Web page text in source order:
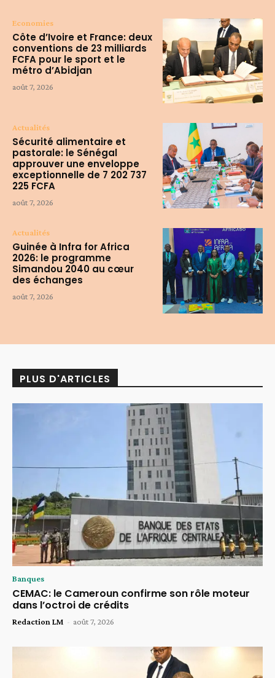
Economies
Côte d’Ivoire et France: deux
conventions de 23 milliards
FCFA pour le sport et le
métro d’Abidjan
août 7, 2026
Actualités
Sécurité alimentaire et
pastorale: le Sénégal
approuver une enveloppe
exceptionnelle de 7 202 737
225 FCFA
août 7, 2026
Actualités
Guinée à Infra for Africa
2026: le programme
Simandou 2040 au cœur
des échanges
août 7, 2026
PLUS D'ARTICLES
Banques
CEMAC: le Cameroun confirme son rôle moteur
dans l’octroi de crédits
Redaction LM - août 7, 2026